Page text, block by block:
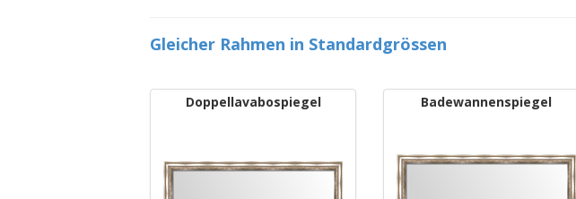
Gleicher Rahmen in Standardgrössen
Doppellavabospiegel Badewannenspiegel